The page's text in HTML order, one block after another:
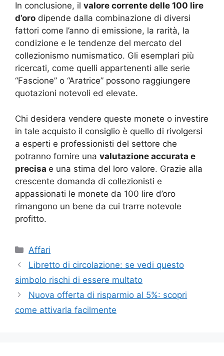
In conclusione, il valore corrente delle 100 lire
d’oro dipende dalla combinazione di diversi
fattori come l’anno di emissione, la rarità, la
condizione e le tendenze del mercato del
collezionismo numismatico. Gli esemplari più
ricercati, come quelli appartenenti alle serie
“Fascione” o “Aratrice” possono raggiungere
quotazioni notevoli ed elevate.
Chi desidera vendere queste monete o investire
in tale acquisto il consiglio è quello di rivolgersi
a esperti e professionisti del settore che
potranno fornire una valutazione accurata e
precisa e una stima del loro valore. Grazie alla
crescente domanda di collezionisti e
appassionati le monete da 100 lire d’oro
rimangono un bene da cui trarre notevole
profitto.
Categorie
Affari
Libretto di circolazione: se vedi questo
simbolo rischi di essere multato
Nuova offerta di risparmio al 5%: scopri
come attivarla facilmente